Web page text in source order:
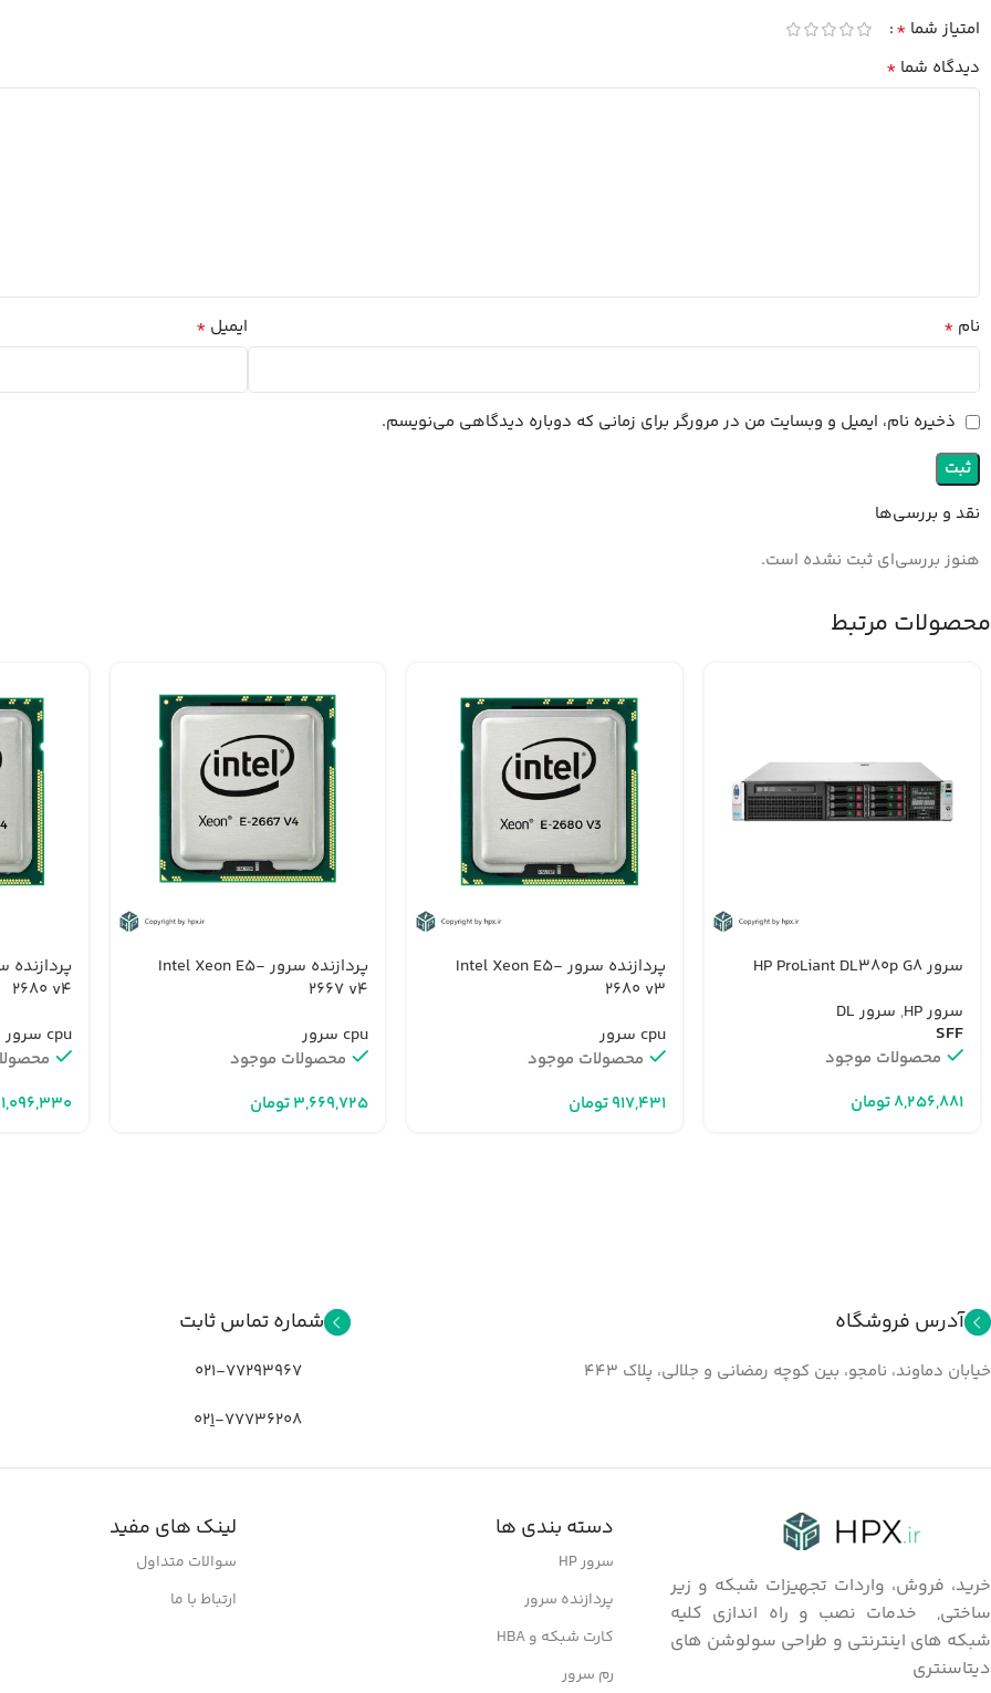
نقد و بررسی‌ها
هنوز بررسی‌ای ثبت نشده است.
امتیاز شما *
دیدگاه شما *
نام * ایمیل *
ذخیره نام، ایمیل و وبسایت من در مرورگر برای زمانی که دوباره دیدگاهی می‌نویسم.
محصولات مرتبط
سرور HP ProLiant DL380p G8
سرور HP
, سرور DL
SFF
محصولات موجود
تومان
پردازنده سرور Intel Xeon E5-
2680 v3
cpu سرور
محصولات موجود
تومان
پردازنده سرور Intel Xeon E5-
2667 v4
cpu سرور
محصولات موجود
تومان
2680 v4
cpu سرور
آدرس فروشگاه
خیابان دماوند، نامجو، بین کوچه رمضانی و جلالي، پلاک ۴۴۳
شماره تماس ثابت
021-77293967
021-77736208
خرید، فروش، واردات تجهیزات شبکه و زیر
ساختی, خدمات نصب و راه اندازی کلیه
شبکه های اینترنتی و طراحی سولوشن های
دیتاسنتری
دسته بندی ها
سرور HP
پردازنده سرور
کارت شبکه و HBA
رم سرور
لینک های مفید
سوالات متداول
ارتباط با ما